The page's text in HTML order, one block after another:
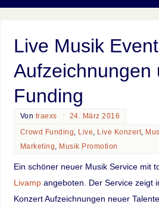
Live Musik
Aufzeichnungen
Funding
Von traexs
24. März 2016
Crowd Funding
Live Live Konzert
Marketing
Musik Promotion
Ein schöner neuer Musik Service mit
Livampangeboten. Der Service zeigt
Konzert Aufzeichnungen neuer